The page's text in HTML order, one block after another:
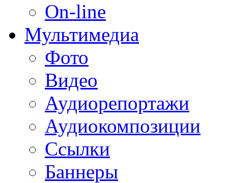
On-line
Мультимедиа
Фото
Видео
Аудиорепортажи
Аудиокомпозиции
Ссылки
Баннеры